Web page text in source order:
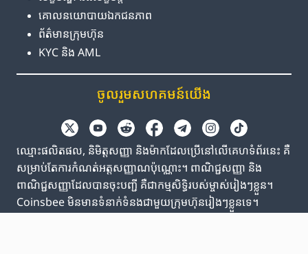
គោលនយោបាយ​ឯកជនភាព
ព័ត៌មាន​ក្រុមហ៊ុន
KYC និង AML
ចូលរួម​សហគមន៍​យើង
ឈ្មោះផលិតផល, និមិត្តសញ្ញា និងម៉ាកដែលប្រើនៅលើគេហទំព័រនេះ គឺ
សម្រាប់តែការកំណត់អត្តសញ្ញាណប៉ុណ្ណោះ។ ពាណិជ្ជសញ្ញា និង
ពាណិជ្ជសញ្ញាដែលបានចុះបញ្ជី គឺជាកម្មសិទ្ធិរបស់ម្ចាស់រៀងៗខ្លួន។
Coinsbee មិនមានទំនាក់ទំនងជាមួយក្រុមហ៊ុនរៀងៗខ្លួនទេ។